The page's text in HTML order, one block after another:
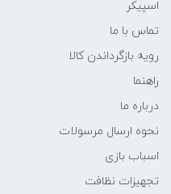
اسپیکر
تماس با ما
رویه بازگرداندن کالا
راهنما
درباره ما
نحوه ارسال مرسولات
اسباب بازی
تجهیزات نظافت